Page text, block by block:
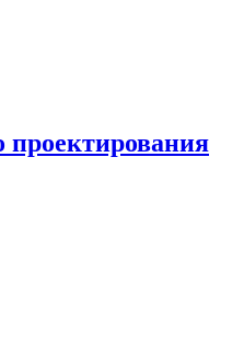
проектирования